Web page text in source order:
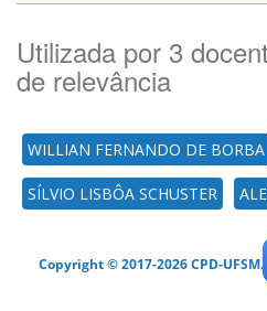
Utilizada por 3
de relevância
WILLIAN FERNANDO DE BORBA
SÍLVIO LISBÔA SCHUSTER
Copyright © 2017-2026 CPD-